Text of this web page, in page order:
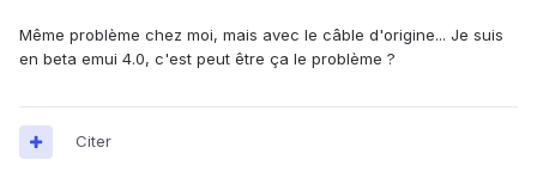
Même problème chez moi, mais avec le câble d'origine... Je suis
en beta emui 4.0, c'est peut être ça le problème ?
Citer